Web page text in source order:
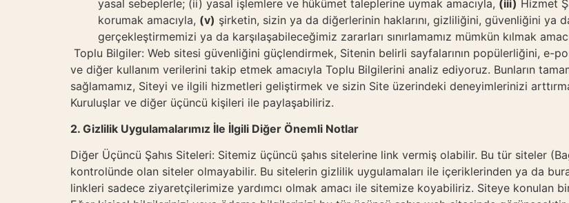
yasal sebeplerle; (ii) yasal işlemlere ve hükümet taleplerine uymak amacıyla, (iii) Hizmet
korumak amacıyla, (v) şirketin, sizin ya da diğerlerinin haklarını, gizliliğini, güvenliğini ya
gerçekleştirmemizi ya da karşılaşabileceğimiz zararları sınırlamamız mümkün kılmak
Toplu Bilgiler: Web sitesi güvenliğini güçlendirmek, Sitenin belirli sayfalarının popülerliğini, e-
ve diğer kullanım verilerini takip etmek amacıyla Toplu Bilgilerini analiz ediyoruz. Bunların
sağlamamız, Siteyi ve ilgili hizmetleri geliştirmek ve sizin Site üzerindeki deneyimlerinizi
Kuruluşlar ve diğer üçüncü kişileri ile paylaşabiliriz.
2. Gizlilik Uygulamalarımız İle İlgili Diğer Önemli Notlar
Diğer Üçüncü Şahıs Siteleri: Sitemiz üçüncü şahıs sitelerine link vermiş olabilir. Bu tür siteler
kontrolünde olan siteler olmayabilir. Bu sitelerin gizlilik uygulamaları ile içeriklerinden ya da
linkleri sadece ziyaretçilerimize yardımcı olmak amacı ile sitemize koyabiliriz. Siteye konulan